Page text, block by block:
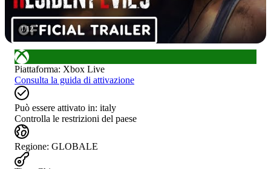
1/12
Piattaforma: Xbox Live
Consulta la guida di attivazione
Può essere attivato in: italy
Controlla le restrizioni del paese
Regione: GLOBALE